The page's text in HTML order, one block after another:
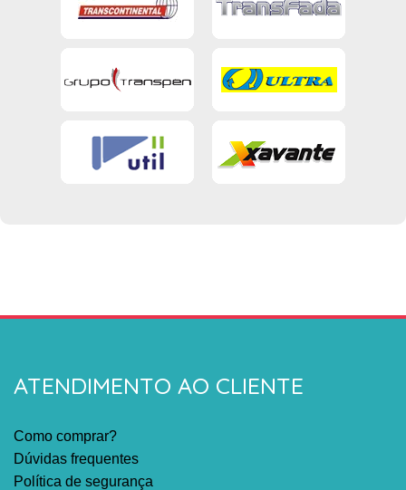
ATENDIMENTO AO CLIENTE
Como comprar?
Dúvidas frequentes
Política de segurança